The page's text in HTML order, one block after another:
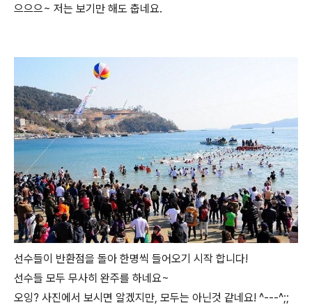
으으으~ 저는 보기만 해도 춥네요.
선수들이 반환점을 돌아 한명씩 들어오기 시작 합니다!
선수들 모두 무사히 완주를 하네요~
오잉? 사진에서 보시면 알겠지만, 모두는 아닌것 같네요! ^---^;;